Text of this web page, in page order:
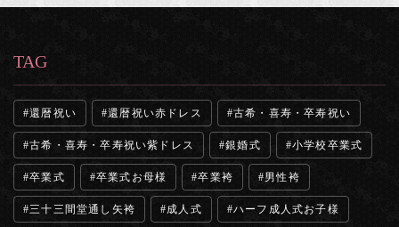
TAG
還暦祝い 還暦祝い赤ドレス 古希・喜寿・卒寿祝い
古希・喜寿・卒寿祝い紫ドレス 銀婚式 小学校卒業式
卒業式 卒業式お母様 卒業袴 男性袴
三十三間堂通し矢袴 成人式 ハーフ成人式お子様